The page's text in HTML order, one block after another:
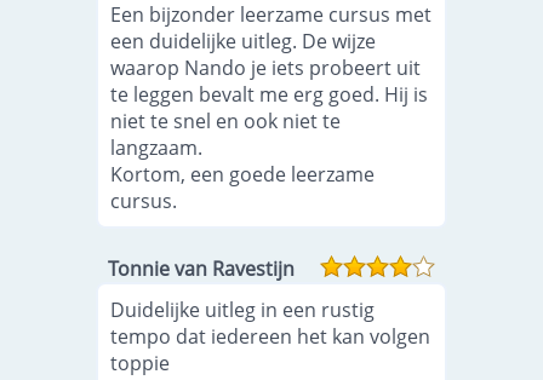
Een bijzonder leerzame cursus met
een duidelijke uitleg. De wijze
waarop Nando je iets probeert uit
te leggen bevalt me erg goed. Hij is
niet te snel en ook niet te
langzaam.
Kortom, een goede leerzame
cursus.
Tonnie van Ravestijn
Duidelijke uitleg in een rustig
tempo dat iedereen het kan volgen
toppie